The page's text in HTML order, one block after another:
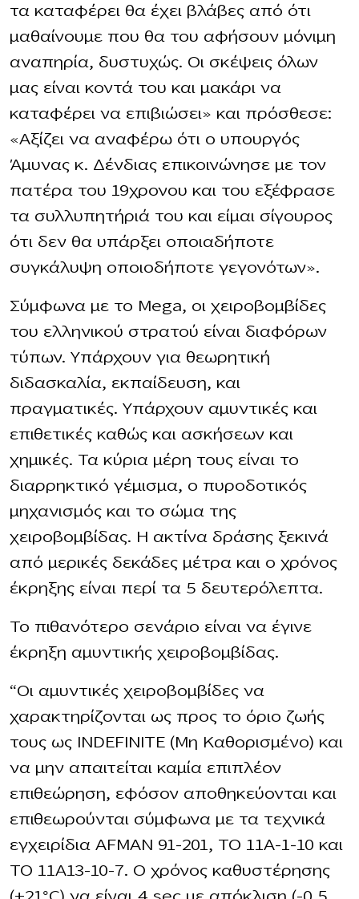
τα καταφέρει θα έχει βλάβες από ότι
μαθαίνουμε που θα του αφήσουν μόνιμη
αναπηρία, δυστυχώς. Οι σκέψεις όλων
μας είναι κοντά του και μακάρι να
καταφέρει να επιβιώσει» και πρόσθεσε:
«Αξίζει να αναφέρω ότι ο υπουργός
Άμυνας κ. Δένδιας επικοινώνησε με τον
πατέρα του 19χρονου και του εξέφρασε
τα συλλυπητήριά του και είμαι σίγουρος
ότι δεν θα υπάρξει οποιαδήποτε
συγκάλυψη οποιοδήποτε γεγονότων».
Σύμφωνα με το Mega, οι χειροβομβίδες
του ελληνικού στρατού είναι διαφόρων
τύπων. Υπάρχουν για θεωρητική
διδασκαλία, εκπαίδευση, και
πραγματικές. Υπάρχουν αμυντικές και
επιθετικές καθώς και ασκήσεων και
χημικές. Τα κύρια μέρη τους είναι το
διαρρηκτικό γέμισμα, ο πυροδοτικός
μηχανισμός και το σώμα της
χειροβομβίδας. Η ακτίνα δράσης ξεκινά
από μερικές δεκάδες μέτρα και ο χρόνος
έκρηξης είναι περί τα 5 δευτερόλεπτα.
Το πιθανότερο σενάριο είναι να έγινε
έκρηξη αμυντικής χειροβομβίδας.
“Οι αμυντικές χειροβομβίδες να
χαρακτηρίζονται ως προς το όριο ζωής
τους ως INDEFINITE (Μη Καθορισμένο) και
να μην απαιτείται καμία επιπλέον
επιθεώρηση, εφόσον αποθηκεύονται και
επιθεωρούνται σύμφωνα με τα τεχνικά
εγχειρίδια AFMAN 91-201, TO 11A-1-10 και
TO 11A13-10-7. Ο χρόνος καθυστέρησης